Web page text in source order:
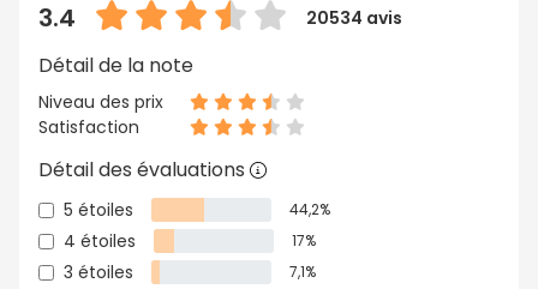
3.4 20534 avis
Détail de la note
Niveau des prix
Satisfaction
Détail des évaluations
5 étoiles 44,2%
4 étoiles 17%
3 étoiles 7,1%